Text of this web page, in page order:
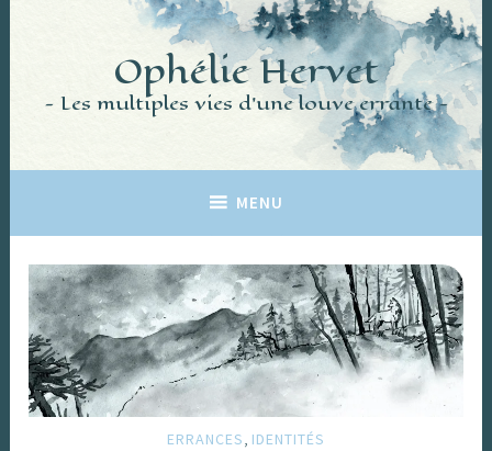
principal
Ophélie Hervet
Les multiples vies d'une louve errante
MENU
ERRANCES IDENTITÉS